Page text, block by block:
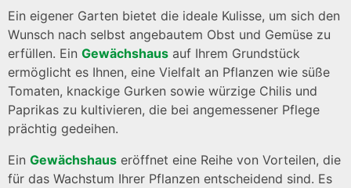
Ein eigener Garten bietet die ideale Kulisse, um sich den
Wunsch nach selbst angebautem Obst und Gemüse zu
erfüllen. Ein Gewächshaus auf Ihrem Grundstück
ermöglicht es Ihnen, eine Vielfalt an Pflanzen wie süße
Tomaten, knackige Gurken sowie würzige Chilis und
Paprikas zu kultivieren, die bei angemessener Pflege
prächtig gedeihen.
Ein Gewächshaus eröffnet eine Reihe von Vorteilen, die
für das Wachstum Ihrer Pflanzen entscheidend sind. Es